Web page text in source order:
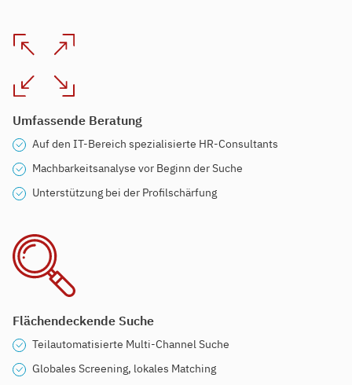
Umfassende Beratung
Auf den IT-Bereich spezialisierte HR-Consultants
Machbarkeitsanalyse vor Beginn der Suche
Unterstützung bei der Profilschärfung
Flächendeckende Suche
Teilautomatisierte Multi-Channel Suche
Globales Screening, lokales Matching